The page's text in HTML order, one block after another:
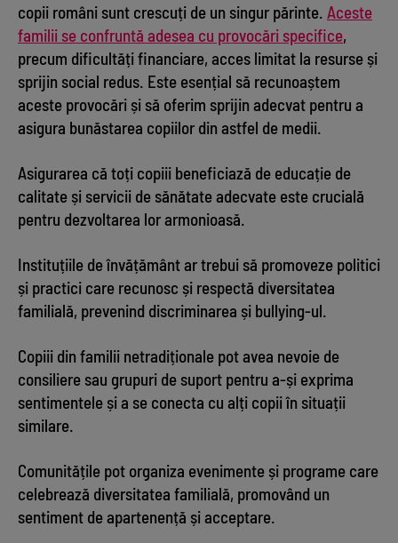
copii români sunt crescuți de un singur părinte. Aceste
familii se confruntă adesea cu provocări specifice,
precum dificultăți financiare, acces limitat la resurse și
sprijin social redus. Este esențial să recunoaștem
aceste provocări și să oferim sprijin adecvat pentru a
asigura bunăstarea copiilor din astfel de medii.
Asigurarea că toți copiii beneficiază de educație de
calitate și servicii de sănătate adecvate este crucială
pentru dezvoltarea lor armonioasă.
Instituțiile de învățământ ar trebui să promoveze politici
și practici care recunosc și respectă diversitatea
familială, prevenind discriminarea și bullying-ul.
Copiii din familii netradiționale pot avea nevoie de
consiliere sau grupuri de suport pentru a-și exprima
sentimentele și a se conecta cu alți copii în situații
similare.
Comunitățile pot organiza evenimente și programe care
celebrează diversitatea familială, promovând un
sentiment de apartenență și acceptare.